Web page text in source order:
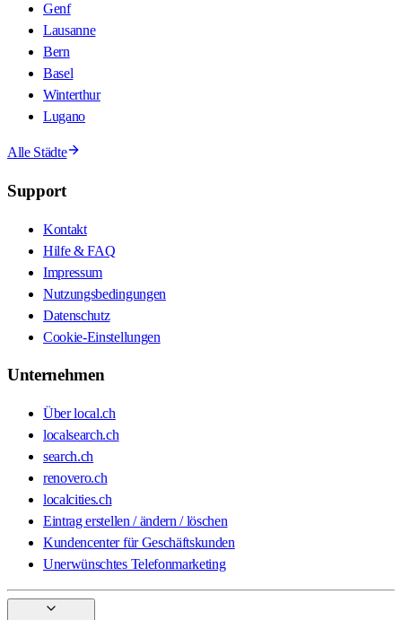
Genf
Lausanne
Bern
Basel
Winterthur
Lugano
Alle Städte
Support
Kontakt
Hilfe & FAQ
Impressum
Nutzungsbedingungen
Datenschutz
Cookie-Einstellungen
Unternehmen
Über local.ch
localsearch.ch
search.ch
renovero.ch
localcities.ch
Eintrag erstellen / ändern / löschen
Kundencenter für Geschäftskunden
Unerwünschtes Telefonmarketing